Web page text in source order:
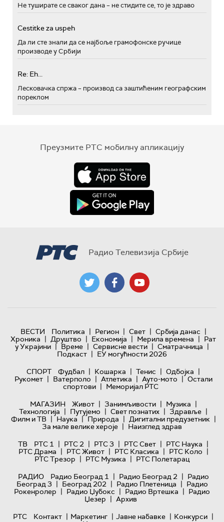
Не туширате се сваког дана – не стидите се, то је здраво
Cestitke za uspeh
Да ли сте знали да се најбоље грамофонске ручице
производе у Србији
Re: Eh...
Лесковачка спржа – производ са заштићеним географским
пореклом
Преузмите РТС мобилну апликацију
Радио Телевизија Србије
ВЕСТИ Политика | Регион | Свет | Србија данас |
Хроника | Друштво | Економија | Мерила времена | Рат
у Украјини | Време | Сервисне вести | Сматрачница |
Подкаст | ЕУ могућности 2026
СПОРТ
Фудбал | Кошарка | Тенис | Одбојка |
Рукомет | Ватерполо | Атлетика | Ауто-мото | Остали
спортови | Меморијал РТС
МАГАЗИН
Живот | Занимљивости | Музика |
Технологијa | Путујемо | Свет познатих | Здравље |
Филм и ТВ | Наука | Природа | Дигитални предузетник |
За мале велике хероје | Наизглед здрав
ТВ
РТС 1 | РТС 2 | РТС 3 | РТС Свет | РТС Наука |
РТС Драма | РТС Живот | РТС Класика | РТС Коло |
РТС Трезор | РТС Музика | РТС Полетарац
РАДИО
Радио Београд 1 | Радио Београд 2 | Радио
Београд 3 | Београд 202 | Радио Плетеница | Радио
Рокенролер | Радио Џубокс | Радио Вртешка | Радио
Џезер | Архив
РТС
Контакт | Маркетинг | Јавне набавке | Конкурси |